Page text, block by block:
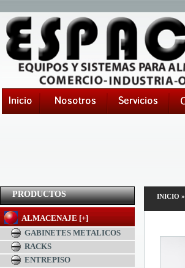
PRODUCTOS
ALMACENAJE [+]
GABINETES METALICOS
RACKS
ENTREPISO
INICIO »